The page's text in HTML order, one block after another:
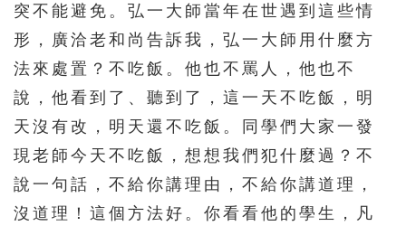
突不能避免。弘一大師當年在世遇到這些情
形，廣洽老和尚告訴我，弘一大師用什麼方
法來處置？不吃飯。他也不罵人，他也不
說，他看到了、聽到了，這一天不吃飯，明
天沒有改，明天還不吃飯。同學們大家一發
現老師今天不吃飯，想想我們犯什麼過？不
說一句話，不給你講理由，不給你講道理，
沒道理！這個方法好。你看看他的學生，凡